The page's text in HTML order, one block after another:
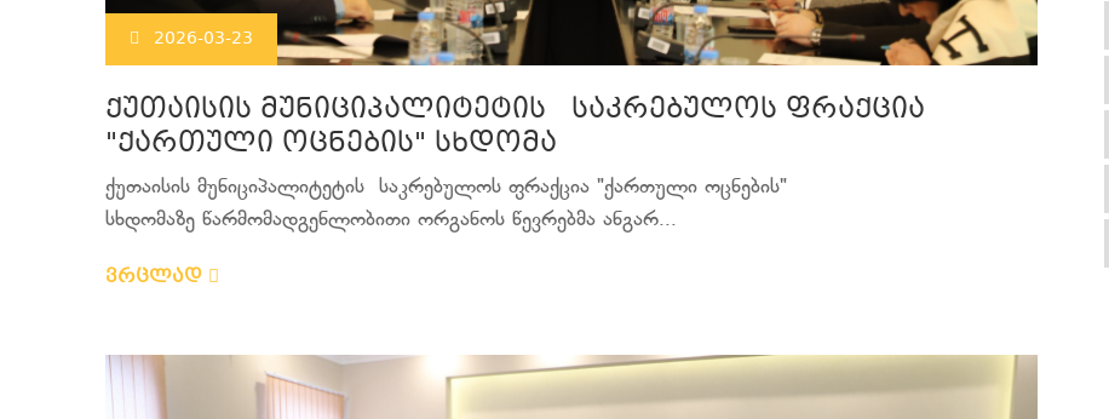
2026-03-23
ქუთაისის მუნიციპალიტეტის საკრებულოს ფრაქცია
"ქართული ოცნების" სხდომა
ქუთაისის მუნიციპალიტეტის საკრებულოს ფრაქცია "ქართული ოცნების"
სხდომაზე წარმომადგენლობითი ორგანოს წევრებმა ანგარ...
ვრცლად